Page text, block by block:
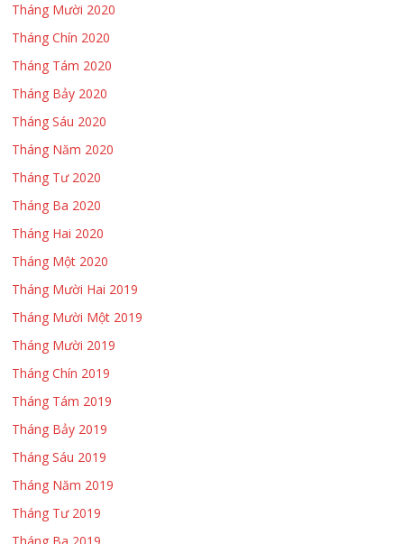
Tháng Mười 2020
Tháng Chín 2020
Tháng Tám 2020
Tháng Bảy 2020
Tháng Sáu 2020
Tháng Năm 2020
Tháng Tư 2020
Tháng Ba 2020
Tháng Hai 2020
Tháng Một 2020
Tháng Mười Hai 2019
Tháng Mười Một 2019
Tháng Mười 2019
Tháng Chín 2019
Tháng Tám 2019
Tháng Bảy 2019
Tháng Sáu 2019
Tháng Năm 2019
Tháng Tư 2019